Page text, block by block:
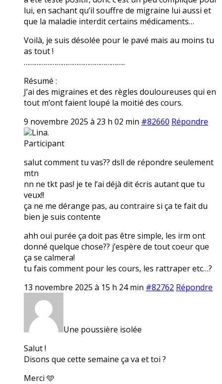
lui, en sachant qu’il souffre de migraine lui aussi et
que la maladie interdit certains médicaments…
Voilà, je suis désolée pour le pavé mais au moins tu
as tout !
………………………………………………..
Résumé :
J’ai des migraines et des règles douloureuses qui en
tout m’ont faient loupé la moitié des cours.
9 novembre 2025 à 23 h 02 min #82660 Répondre
Lina.
Participant
salut comment tu vas?? dsll de répondre seulement
mtn
nn ne tkt pas! je te l’ai déjà dit écris autant que tu
veux!!
ça ne me dérange pas, au contraire si ça te fait du
bien je suis contente
ahh oui purée ça doit pas être simple, les irm ont
donné quelque chose?? j’espère de tout coeur que
ça se calmera!
tu fais comment pour les cours, les rattraper etc…?
13 novembre 2025 à 15 h 24 min #82762 Répondre
Une poussière isolée
Salut !
Disons que cette semaine ça va et toi ?
Merci 🩵